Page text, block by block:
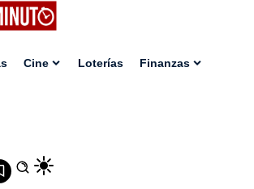
Cine Loterías Finanzas